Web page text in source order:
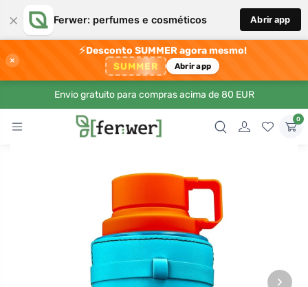
× Ferwer: perfumes e cosméticos Abrir app
×
⚡Desconto SUMMER agora mesmo!
SUMMER Abrir app
Envio gratuito para compras acima de 80 EUR
0
›